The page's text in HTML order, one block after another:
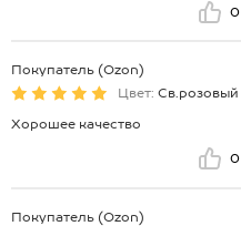
0
Покупатель (Ozon)
Цвет: Св.розовый
Хорошее качество
0
Покупатель (Ozon)